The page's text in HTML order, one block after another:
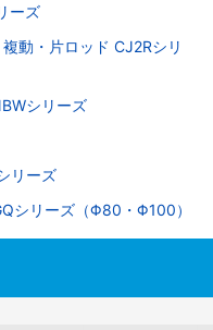
ーズ
動・片ロッド CJ2Rシリ
シリーズ
リーズ
シリーズ（Φ80・Φ100）